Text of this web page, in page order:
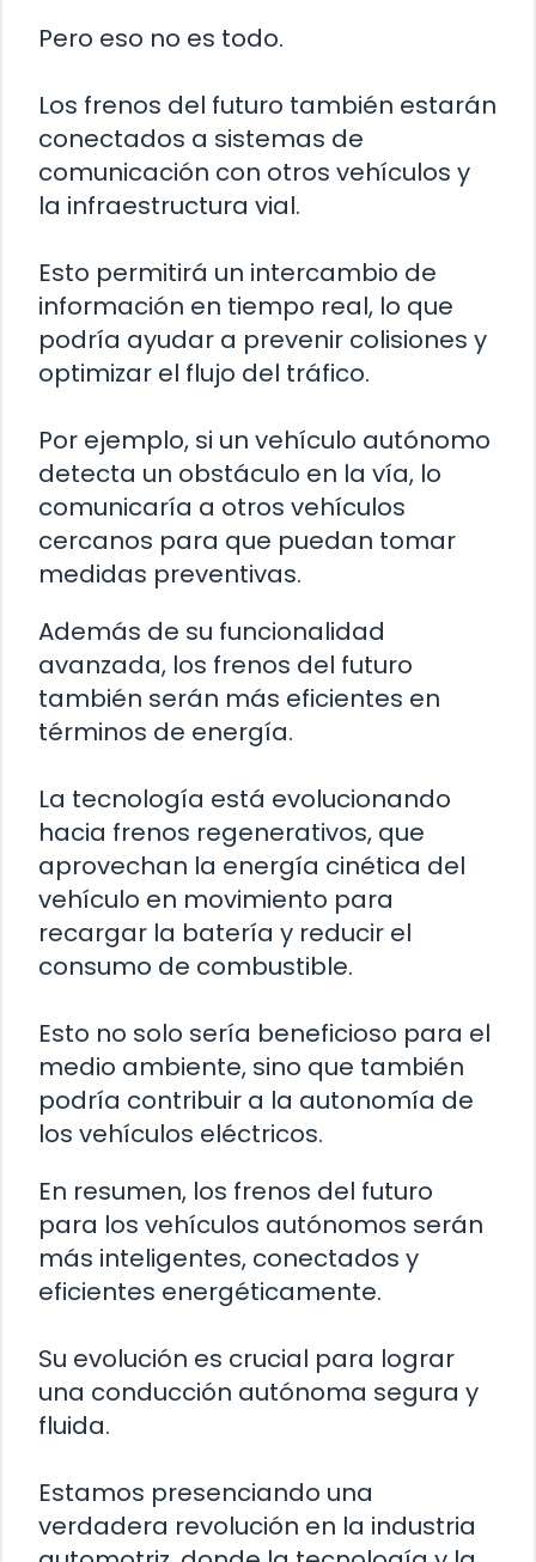
Pero eso no es todo.
Los frenos del futuro también estarán
conectados a sistemas de
comunicación con otros vehículos y
la infraestructura vial.
Esto permitirá un intercambio de
información en tiempo real, lo que
podría ayudar a prevenir colisiones y
optimizar el flujo del tráfico.
Por ejemplo, si un vehículo autónomo
detecta un obstáculo en la vía, lo
comunicaría a otros vehículos
cercanos para que puedan tomar
medidas preventivas.
Además de su funcionalidad
avanzada, los frenos del futuro
también serán más eficientes en
términos de energía.
La tecnología está evolucionando
hacia frenos regenerativos, que
aprovechan la energía cinética del
vehículo en movimiento para
recargar la batería y reducir el
consumo de combustible.
Esto no solo sería beneficioso para el
medio ambiente, sino que también
podría contribuir a la autonomía de
los vehículos eléctricos.
En resumen, los frenos del futuro
para los vehículos autónomos serán
más inteligentes, conectados y
eficientes energéticamente.
Su evolución es crucial para lograr
una conducción autónoma segura y
fluida.
Estamos presenciando una
verdadera revolución en la industria